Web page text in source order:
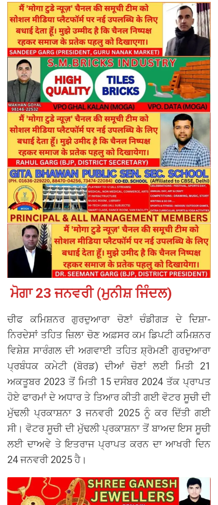
ਮੋਗਾ 23 ਜਨਵਰੀ (ਮੁਨੀਸ਼ ਜਿੰਦਲ)
ਚੀਫ ਕਮਿਸ਼ਨਰ ਗੁਰਦੁਆਰਾ ਚੋਣਾਂ ਚੰਡੀਗੜ ਦੇ ਦਿਸ਼ਾ-
ਨਿਰਦੇਸਾਂ ਤਹਿਤ ਜ਼ਿਲਾ ਚੋਣ ਅਫ਼ਸਰ ਕਮ ਡਿਪਟੀ ਕਮਿਸ਼ਨਰ
ਵਿਸ਼ੇਸ਼ ਸਾਰੰਗਲ ਦੀ ਅਗਵਾਈ ਤਹਿਤ ਸ਼੍ਰੋਮਣੀ ਗੁਰਦੁਆਰਾ
ਪ੍ਰਬੰਧਕ ਕਮੇਟੀ (ਬੋਰਡ) ਦੀਆਂ ਚੋਣਾਂ ਲਈ ਮਿਤੀ 21
ਅਕਤੂਬਰ 2023 ਤੋਂ ਮਿਤੀ 15 ਦਸੰਬਰ 2024 ਤੱਕ ਪ੍ਰਾਪਤ
ਹੋਏ ਫਾਰਮਾਂ ਦੇ ਅਧਾਰ ਤੇ ਤਿਆਰ ਕੀਤੀ ਗਈ ਵੋਟਰ ਸੂਚੀ ਦੀ
ਮੁੱਢਲੀ ਪ੍ਰਕਾਸ਼ਨਾ 3 ਜਨਵਰੀ 2025 ਨੂੰ ਕਰ ਦਿੱਤੀ ਗਈ
ਸੀ। ਵੋਟਰ ਸੂਚੀ ਦੀ ਮੁੱਢਲੀ ਪ੍ਰਕਾਸ਼ਨਾ ਤੋਂ ਬਾਅਦ ਇਸ ਸੂਚੀ
ਲਈ ਦਾਅਵੇ ਤੇ ਇਤਰਾਜ ਪ੍ਰਾਪਤ ਕਰਨ ਦਾ ਆਖਰੀ ਦਿਨ
24 ਜਨਵਰੀ 2025 ਹੈ।